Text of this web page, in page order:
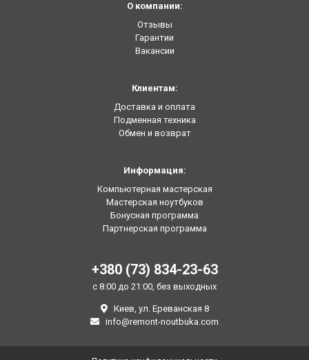
О компании:
Отзывы
Гарантии
Вакансии
Клиентам:
Доставка и оплата
Подменная техника
Обмен и возврат
Информация:
Компьютерная мастерская
Мастерская ноутбуков
Бонусная программа
Партнерская программа
+380 (73) 834-23-63
с 8:00 до 21:00, без выходных
Киев, ул. Ереванская 8
info@remont-noutbuka.com